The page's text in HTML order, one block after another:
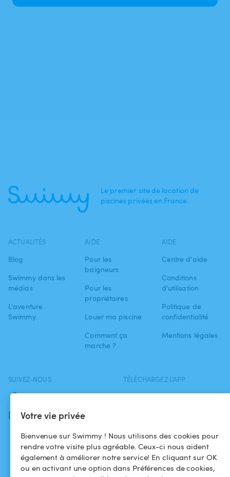
Votre vie privée
Bienvenue sur Swimmy ! Nous utilisons des cookies pour
rendre votre visite plus agréable. Ceux-ci nous aident
également à améliorer notre service! En cliquant sur OK
ou en activant une option dans Préférences de cookies,
Le premier site de location de
piscines privées en France.
ACTUALITÉS
Blog
Swimmy dans les
médias
L'aventure
Swimmy
AIDE
Pour les
baigneurs
Pour les
propriétaires
Louer ma piscine
Comment ça
marche ?
AIDE
Centre d'aide
Conditions
d'utilisation
Politique de
confidentialité
Mentions légales
SUIVEZ-NOUS
Facebook
Instagram
TÉLÉCHARGEZ L'APP